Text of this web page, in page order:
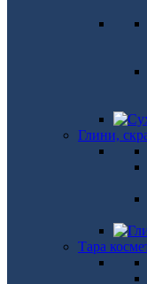
Глини,
Тара